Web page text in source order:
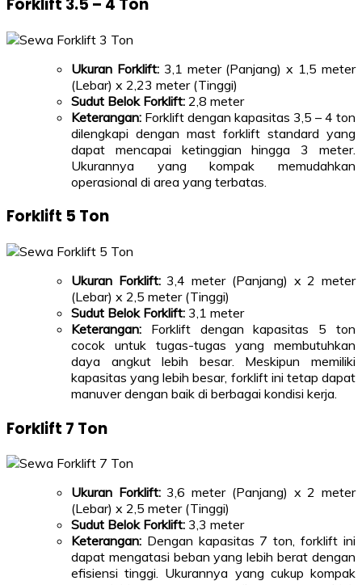
Ukuran Forklift:3,1 meter (Panjang) x 1,5 meter
(Lebar) x 2,23 meter (Tinggi)
Sudut Belok Forklift: 2,8 meter
Keterangan: Forklift dengan kapasitas 3,5 – 4 ton
dilengkapi dengan mast forklift standard yang
dapat mencapai ketinggian hingga 3 meter.
Ukurannya yang kompak memudahkan
operasional di area yang terbatas.
Forklift 5 Ton
Ukuran Forklift:3,4 meter (Panjang) x 2 meter
(Lebar) x 2,5 meter (Tinggi)
Sudut Belok Forklift: 3,1 meter
Keterangan: Forklift dengan kapasitas 5 ton
cocok untuk tugas-tugas yang membutuhkan
daya angkut lebih besar. Meskipun memiliki
kapasitas yang lebih besar, forklift ini tetap dapat
manuver dengan baik di berbagai kondisi kerja.
Forklift 7 Ton
Ukuran Forklift:3,6 meter (Panjang) x 2 meter
(Lebar) x 2,5 meter (Tinggi)
Sudut Belok Forklift: 3,3 meter
Keterangan: Dengan kapasitas 7 ton, forklift ini
dapat mengatasi beban yang lebih berat dengan
efisiensi tinggi. Ukurannya yang cukup kompak